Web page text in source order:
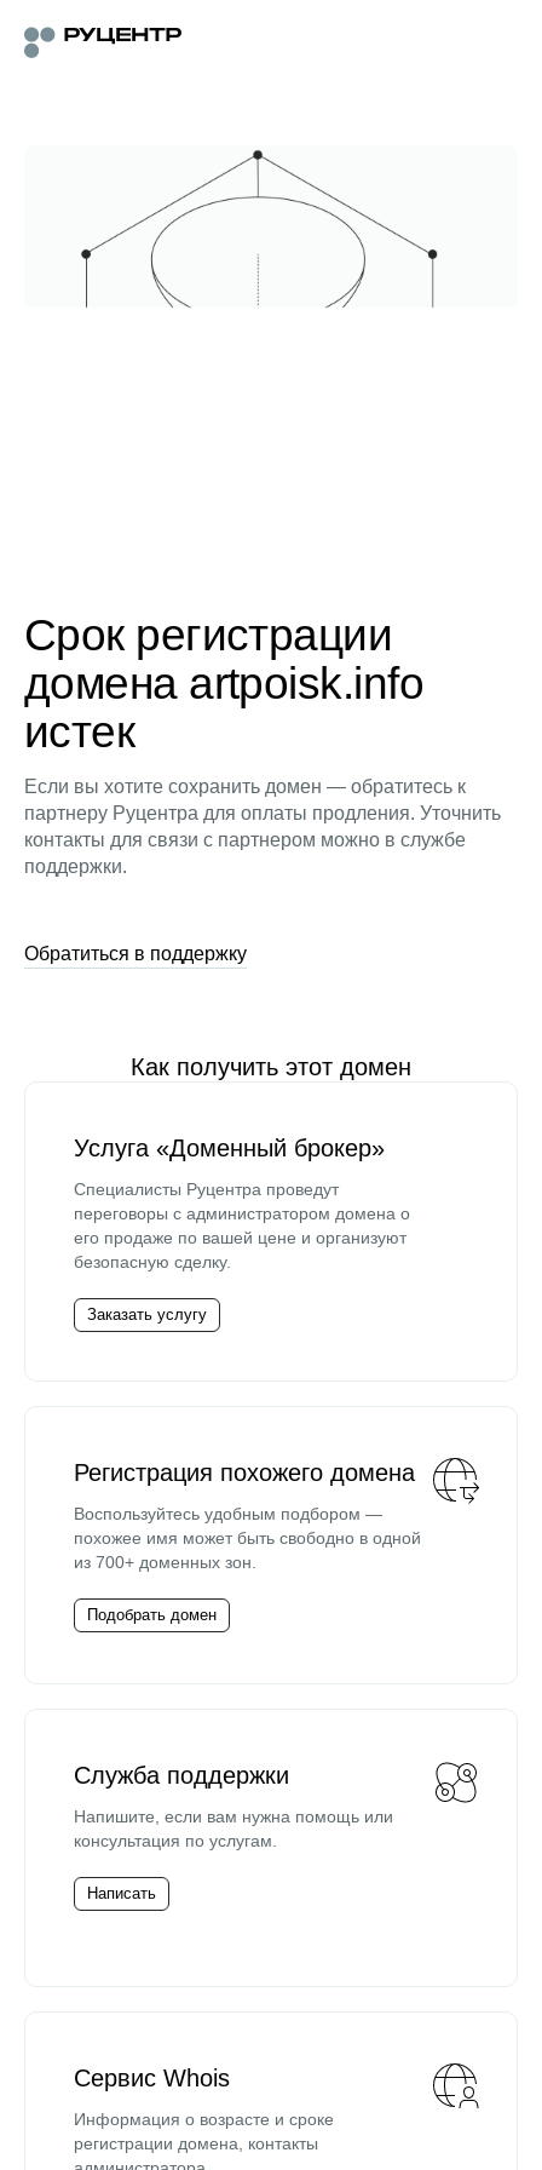
Срок регистрации
домена artpoisk.info
истек
Если вы хотите сохранить домен — обратитесь к
партнеру Руцентра для оплаты продления. Уточнить
контакты для связи с партнером можно в службе
поддержки.
Обратиться в поддержку
Как получить этот домен
Услуга «Доменный брокер»
Специалисты Руцентра проведут
переговоры с администратором домена о
его продаже по вашей цене и организуют
безопасную сделку.
Заказать услугу
Регистрация похожего домена
Воспользуйтесь удобным подбором —
похожее имя может быть свободно в одной
из 700+ доменных зон.
Подобрать домен
Служба поддержки
Напишите, если вам нужна помощь или
консультация по услугам.
Написать
Сервис Whois
Информация о возрасте и сроке
регистрации домена, контакты